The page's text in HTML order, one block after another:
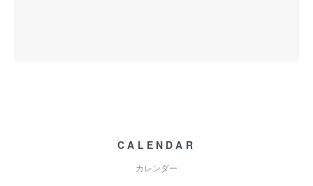
CALENDAR
カレンダー